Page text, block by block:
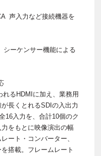
声入力など接続機器を
シーケンサー機能による
れるHDMIに加え、業務用
長くとれるSDIの入出力
16入力を、合計10個のク
をもとに映像演出の幅
ート・コンバーター、
搭載。フレームレート